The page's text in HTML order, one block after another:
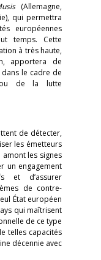
(Allemagne,
qui permettra
européennes
temps. Cette
à très haute,
apportera de
le cadre de
de la lutte
de détecter,
les émetteurs
les signes
un engagement
et d’assurer
de contre-
État européen
qui maîtrisent
de ce type
telles capacités
décennie avec